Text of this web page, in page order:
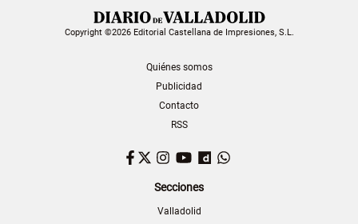
Copyright ©2026 Editorial Castellana de Impresiones, S.L.
Quiénes somos
Publicidad
Contacto
RSS
Facebook
TwitterInstagram
YouTubeDailymotion
Secciones
Valladolid